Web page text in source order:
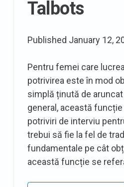
Talbots
Published January 12,
Pentru femei care
potrivirea este în mod
simplă ținută de
general, această
potriviri de interviu
trebui să fie la fel de
fundamentale pe cât
această funcție se